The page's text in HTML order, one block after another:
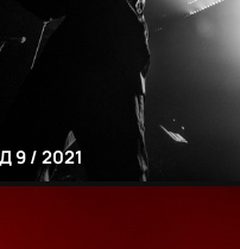
9 / 2021